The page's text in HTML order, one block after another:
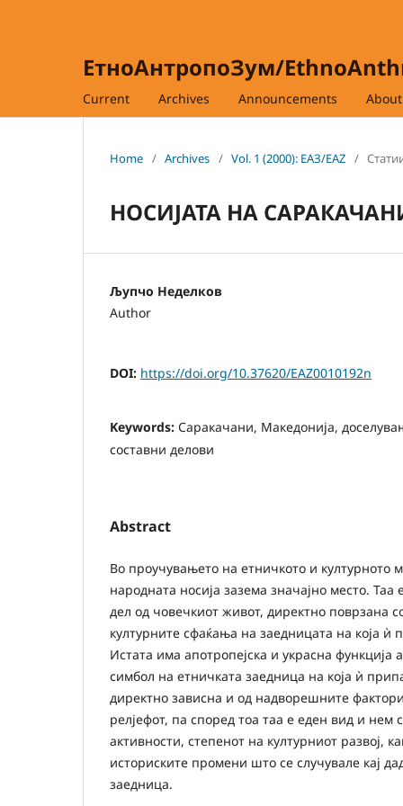
ЕтноАнтропоЗум/
Current Archives Announcements About
Home / Archives / Vol. 1 (2000): ЕАЗ/EAZ /
НОСИЈАТА НА
Љупчо Неделков
Author
DOI: https://doi.org/10.37620/EAZ0010192n
Keywords: Саракачани, Македонија,
составни делови
Abstract
Во проучувањето на етничкото и културното
народната носија зазема значајно место. Таа
дел од човечкиот живот, директно поврзана
културните сфаќања на заедницата на која ѝ
Истата има апотропејска и украсна функција
симбол на етничката заедница на која ѝ
директно зависна и од надворешните
релјефот, па според тоа таа е еден вид и нем
активности, степенот на културниот развој,
историските промени што се случувале кај
заедница.